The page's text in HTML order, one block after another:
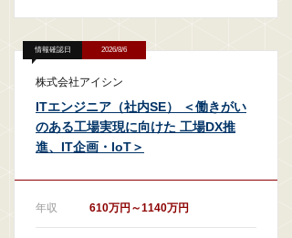
情報確認日 2026/8/6
株式会社アイシン
ITエンジニア（社内SE） ＜働きがい
のある工場実現に向けた 工場DX推
進、IT企画・IoT＞
年収 610万円～1140万円